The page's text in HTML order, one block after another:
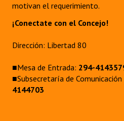
REFORMA DE LA CARTA
motivan el requerimiento.
¡Conectate con el Concejo!
Dirección: Libertad 80
■Mesa de Entrada: 294-
■Subsecretaría de
4144703